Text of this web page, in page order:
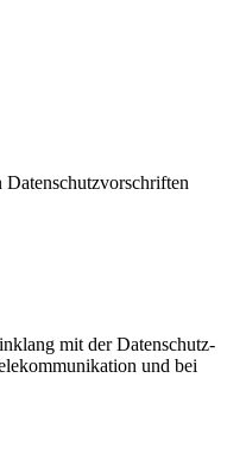
Datenschutzvorschriften
mit der Datenschutz-
und bei